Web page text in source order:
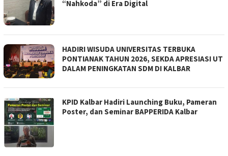
“Nahkoda” di Era Digital
HADIRI WISUDA UNIVERSITAS TERBUKA
PONTIANAK TAHUN 2026, SEKDA APRESIASI UT
DALAM PENINGKATAN SDM DI KALBAR
KPID Kalbar Hadiri Launching Buku, Pameran
Poster, dan Seminar BAPPERIDA Kalbar